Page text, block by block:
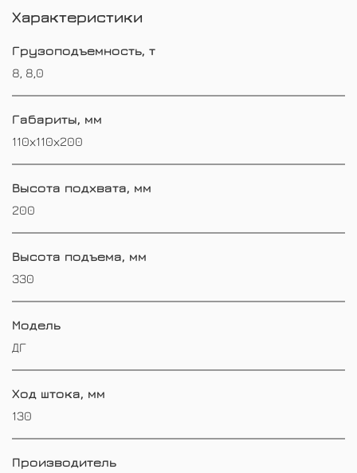
Характеристики
Грузоподъемность, т
8, 8,0
Габариты, мм
110х110х200
Высота подхвата, мм
200
Высота подъема, мм
330
Модель
ДГ
Ход штока, мм
130
Производитель